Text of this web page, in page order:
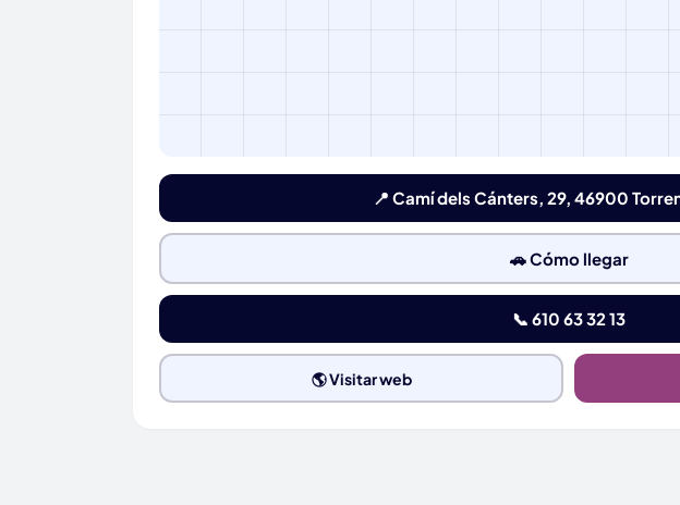
📍 Camí dels Cánters, 29, 46900
🚗 Cómo llegar
📞 610 63 32 13
🌎 Visitar web